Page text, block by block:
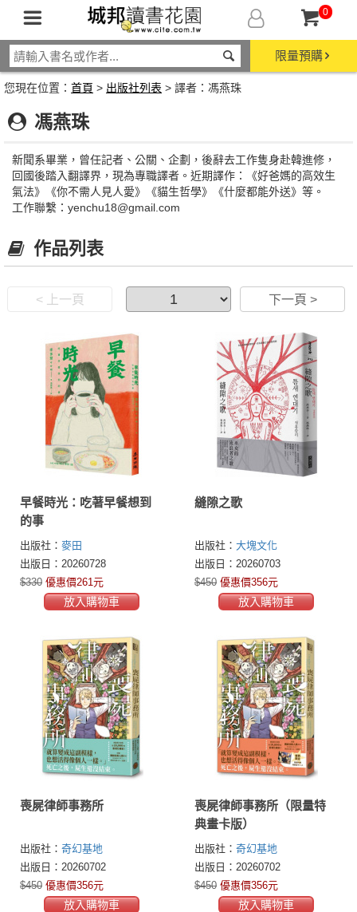
0
限量預購
您現在位置： 首頁 > 出版社列表 > 譯者：馮燕珠
馮燕珠
新聞系畢業，曾任記者、公關、企劃，後辭去工作隻身赴韓進修，
回國後踏入翻譯界，現為專職譯者。近期譯作：《好爸媽的高效生
氣法》《你不需人見人愛》《貓生哲學》《什麼都能外送》等。
工作聯繫：yenchu18@gmail.com
作品列表
< 上一頁 下一頁 >
早餐時光：吃著早餐想到
的事
出版社： 麥田
出版日：20260728
$330 優惠價261元
放入購物車
縫隙之歌
出版社： 大塊文化
出版日：20260703
$450 優惠價356元
放入購物車
喪屍律師事務所
出版社： 奇幻基地
出版日：20260702
$450 優惠價356元
放入購物車
喪屍律師事務所（限量特
典畫卡版）
出版社： 奇幻基地
出版日：20260702
$450 優惠價356元
放入購物車